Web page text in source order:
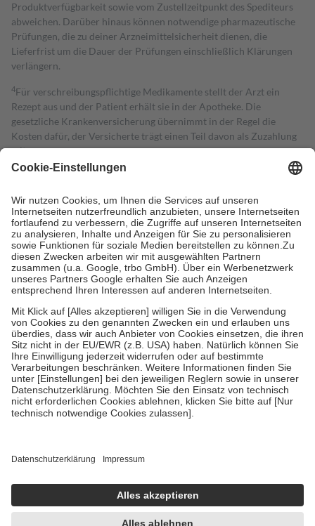
Produktverfügbarkeit sowie vom Zustellzeitpunkt des Spediteurs
abweichen. Darüber hinaus können notwendige pharmazeutische
Prüfungen, die zu deiner Arzneimittelsicherheit dienen, die
Lieferfrist um die Dauer der Prüfungen einschließlich Klärungen
verlängern.
4Für verschreibungspflichtige Medikamente stellt der Arzt ein
Rezept aus und der Patient erhält sie in der Apotheke. Die
gesetzliche Krankenversicherung übernimmt in der Regel die
Kosten dafür, der Versicherte trägt einen Teil davon als Zuzahlung
mit.
Grundsätzlich leisten Mitglieder Zuzahlungen in Höhe von zehn
höchstens zehn Euro.
Es sind jedoch nie mehr als die tatsächlichen
Kosten der Leistung zu entrichten.
Diese Regeln gelten grundsätzlich auch für Online-Apotheken.
Bei Heilmitteln und häuslicher Krankenpflege beträgt die
Zuzahlung zehn Prozent der Kosten sowie zehn Euro je
Verordnung.
Um das Engagement der Versicherten für ihre eigene Gesundheit zu
stärken und die besondere Stellung der Familie zu unterstützen,
fallenkeine Zuzahlungenan bei:
• Kindern und Jugendlichen bis zum vollendeten 18. Lebensjahr
mit Ausnahme der Fahrkosten
• Untersuchungen zur Vorsorge und Früherkennung, die von der
GKV getragen werden
• empfohlenen Schutzimpfungen
• Harn- und Blutteststreifen
getroffen, um sicherzustellen, dass es sich um echte Bewertungen
https://help.etrusted.com/hc/de/articles/4419944605341
Einige Bilder und Inhalte wurden unter Zuhilfenahme künstlicher